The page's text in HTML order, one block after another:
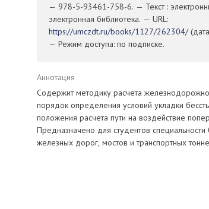
— 978-5-93461-758-6. — Текст :
электронная библиотека. — URL:
https://umczdt.ru/books/1127/262304/
— Режим доступа: по подписке.
Аннотация
Содержит методику расчета
порядок определения условий укладки
положения расчета пути на воздействие
Предназначено для студентов специальности
железных дорог, мостов и транспортных